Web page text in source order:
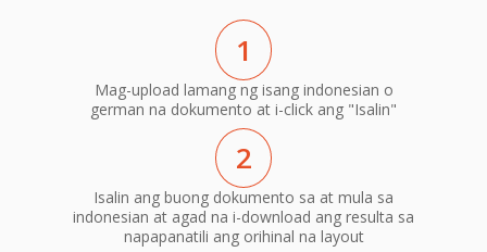
1
Mag-upload lamang ng isang indonesian o
german na dokumento at i-click ang "Isalin"
2
Isalin ang buong dokumento sa at mula sa
indonesian at agad na i-download ang resulta sa
napapanatili ang orihinal na layout